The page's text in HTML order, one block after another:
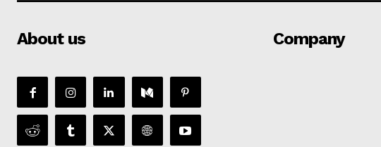
About us Company